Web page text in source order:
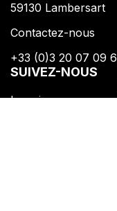
​59130 Lambersart​
Contactez-nous
+33 (0)3 20 07 09
SUIVEZ-NOUS
Inscrivez-vous